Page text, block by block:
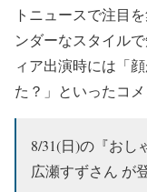
トニュースで注目
ンダーなスタイル
ィア出演時には 「
た？」 といったコ
8/31(日)の『おし
広瀬すずさん が